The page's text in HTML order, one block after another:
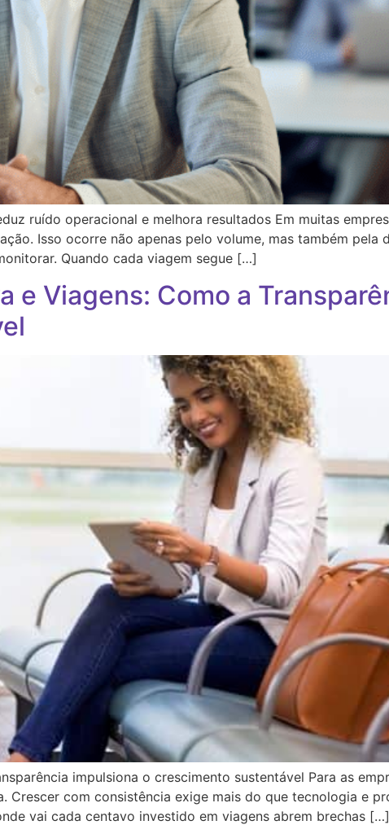
ruído operacional e melhora resultados Em muitas
Isso ocorre não apenas pelo volume, mas também
Quando cada viagem segue […]
e Viagens: Como a
impulsiona o crescimento sustentável Para as
com consistência exige mais do que tecnologia e
vai cada centavo investido em viagens abrem brechas […]